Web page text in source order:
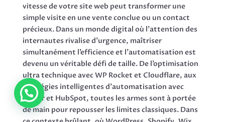
vitesse de votre site web peut transformer une
simple visite en une vente conclue ou un contact
précieux. Dans un monde digital où l’attention des
internautes rivalise d’urgence, maîtriser
simultanément l’efficience et l’automatisation est
devenu un véritable défi de taille. De l’optimisation
ultra technique avec WP Rocket et Cloudflare, aux
stratégies intelligentes d’automatisation avec
Zapier et HubSpot, toutes les armes sont à portée
de main pour repousser les limites classiques. Dans